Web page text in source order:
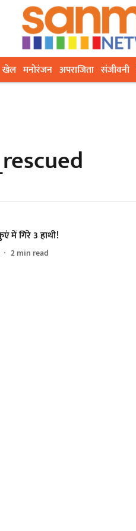
खेल मनोरंजन अपराजिता संजीवनी
में गिरे 3 हाथी!
2min read